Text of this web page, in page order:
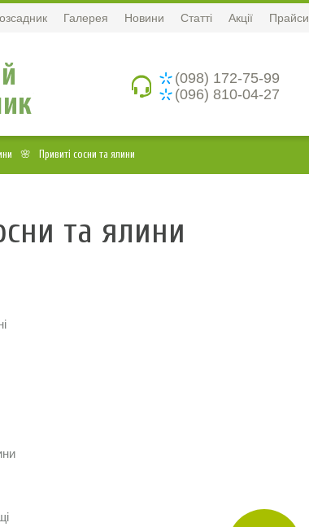
Галерея Новини Статті Акції Прайси
(098) 172-75-99
(096) 810-04-27
Привиті сосни та ялини
та ялини